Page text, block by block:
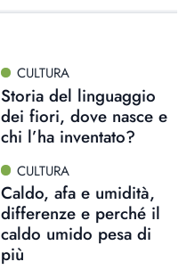
CULTURA
Storia del linguaggio
dei fiori, dove nasce e
chi l’ha inventato?
CULTURA
Caldo, afa e umidità,
differenze e perché il
caldo umido pesa di
più